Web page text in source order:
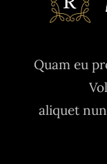
Quam eu
aliquet